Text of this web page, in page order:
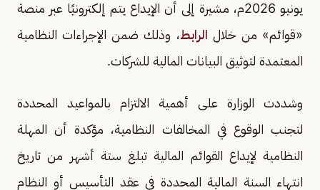
يونيو 2026م، مشيرة إلى أن الإيداع يتم إلكترونيًا عبر منصة
«قوائم» من خلال الرابط، وذلك ضمن الإجراءات النظامية
المعتمدة لتوثيق البيانات المالية للشركات.
وشددت الوزارة على أهمية الالتزام بالمواعيد المحددة
لتجنب الوقوع في المخالفات النظامية، مؤكدة أن المهلة
النظامية لإيداع القوائم المالية تبلغ ستة أشهر من تاريخ
انتهاء السنة المالية المحددة في عقد التأسيس أو النظام